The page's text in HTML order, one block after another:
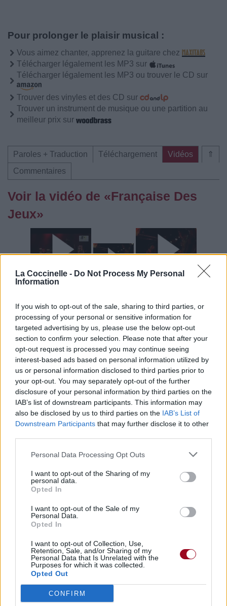
La Coccinelle - Do Not Process My Personal
Information
If you wish to opt-out of the sale, sharing to third parties, or
processing of your personal or sensitive information for
targeted advertising by us, please use the below opt-out
section to confirm your selection. Please note that after your
opt-out request is processed you may continue seeing
interest-based ads based on personal information utilized by
us or personal information disclosed to third parties prior to
your opt-out. You may separately opt-out of the further
disclosure of your personal information by third parties on the
IAB’s list of downstream participants. This information may
also be disclosed by us to third parties on the IAB’s List of
Downstream Participants that may further disclose it to other
Personal Data Processing Opt Outs
I want to opt-out of the Sharing of my
personal data.
Opted In
I want to opt-out of the Sale of my
Personal Data.
Opted In
I want to opt-out of Collection, Use,
Retention, Sale, and/or Sharing of my
Personal Data that Is Unrelated with the
Purposes for which it was collected.
Opted Out
CONFIRM
Pour prolonger le plaisir musical :
Vous aimez chanter, apprenez la guitare chez
Télécharger légalement les MP3 sur
Télécharger légalement les MP3 ou trouver le CD sur
Trouver des vinyles et des CD sur
Trouver un instrument de musique ou une partition au
meilleur prix sur
⇑
Paroles + Traduction Téléchargement
Vidéos
Commentaires
Voir la vidéo de «Française Des
Jeux»
Concert/Live
Paroles + Traduction Téléchargement
Vidéos
Commentaires
Dire «merci» pour cette traduction Corriger une erreur